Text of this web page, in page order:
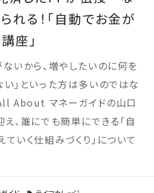
れる！「自動でお金が
座」
いから、増やしたいのに何を
」といった方は多いのではな
All About マネーガイドの山口
、誰にでも簡単にできる「自
いく仕組みづくり」について